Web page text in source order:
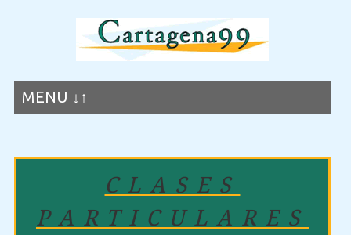
MENU ↓↑
CLASES
PARTICULARES